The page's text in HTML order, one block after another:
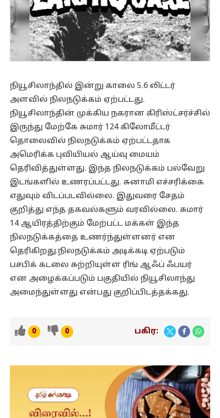
நியூசிலாந்தில் இன்று காலை 5.6 லிட்டர்
அளவில் நிலநடுக்கம் ஏற்பட்டது.
நியூசிலாந்தின் முக்கிய நகரான கிரிஸ்ட்சர்ச்சில்
இருந்து மேற்கே சுமார் 124 கிலோமீட்டர்
தொலைவில் நிலநடுக்கம் ஏற்பட்டதாக
அமெரிக்க புவியியல் ஆய்வு மையம்
தெரிவித்துள்ளது. இந்த நிலநடுக்கம் பல்வேறு
இடங்களில் உணரப்பட்டது. சுனாமி எச்சரிக்கை
எதுவும் விடப்படவில்லை. இதுவரை சேதம்
குறித்து எந்த தகவல்களும் வரவில்லை. சுமார்
14 ஆயிரத்திற்கும் மேற்பட்ட மக்கள் இந்த
நிலநடுக்கத்தை உணர்ந்துள்ளனர் என
தெரிகிறது.நிலநடுக்கம் அடிக்கடி ஏற்படும்
பசபிக் கடலை சுற்றியுள்ள ரிங் ஆஃப் ஃபயர்
என அழைக்கப்படும் பகுதியில் நியூசிலாந்து
அமைந்துள்ளது என்பது குறிப்பிடத்தக்கது.
0 0 பகிர: